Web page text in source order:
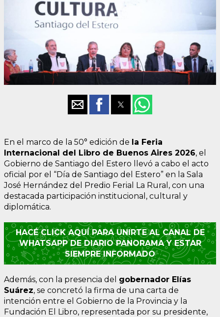
En el marco de la 50° edición de la Feria
Internacional del Libro de Buenos Aires 2026, el
Gobierno de Santiago del Estero llevó a cabo el acto
oficial por el “Día de Santiago del Estero” en la Sala
José Hernández del Predio Ferial La Rural, con una
destacada participación institucional, cultural y
diplomática.
HACÉ CLICK AQUÍ PARA UNIRTE AL CANAL DE
WHATSAPP DE DIARIO PANORAMA Y ESTAR
SIEMPRE INFORMADO
Además, con la presencia del gobernador Elías
Suárez, se concretó la firma de una carta de
intención entre el Gobierno de la Provincia y la
Fundación El Libro, representada por su presidente,